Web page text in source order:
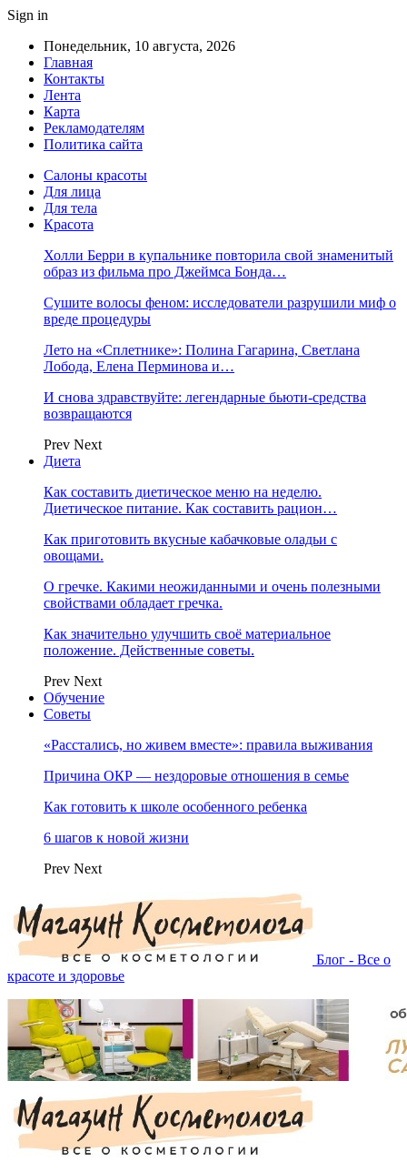
Sign in
Понедельник, 10 августа, 2026
Главная
Контакты
Лента
Карта
Рекламодателям
Политика сайта
Салоны красоты
Для лица
Для тела
Красота
Холли Берри в купальнике повторила свой знаменитый
образ из фильма про Джеймса Бонда…
Сушите волосы феном: исследователи разрушили миф о
вреде процедуры
Лето на «Сплетнике»: Полина Гагарина, Светлана
Лобода, Елена Перминова и…
И снова здравствуйте: легендарные бьюти-средства
возвращаются
Prev Next
Диета
Как составить диетическое меню на неделю.
Диетическое питание. Как составить рацион…
Как приготовить вкусные кабачковые оладьи с
овощами.
О гречке. Какими неожиданными и очень полезными
свойствами обладает гречка.
Как значительно улучшить своё материальное
положение. Действенные советы.
Prev Next
Обучение
Советы
«Расстались, но живем вместе»: правила выживания
Причина ОКР — нездоровые отношения в семье
Как готовить к школе особенного ребенка
6 шагов к новой жизни
Prev Next
Блог - Все о
красоте и здоровье